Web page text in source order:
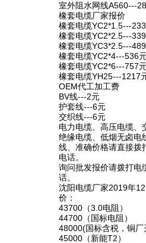
室外阻水网线A560---
橡套电缆厂家报价
橡套电缆YC2*1.5---
橡套电缆YC2*2.5---
橡套电缆YC3*2.5---
橡套电缆YC2*4---536
橡套电缆YC2*6---757
橡套电缆YH25---1217
OEM代工加工费
BV线---2元
护套线---6元
交织线---6元
电力电缆、高压电缆、
绝缘电缆、低烟无卤电
线、准确价格请直接拨
电话。
询问批发报价请拨打电
话。
沈阳电缆厂家2019年
价：
43700（3.0电阻）
44700（国标电阻）
48000(国标含税，铜厂
45000（新能T2）